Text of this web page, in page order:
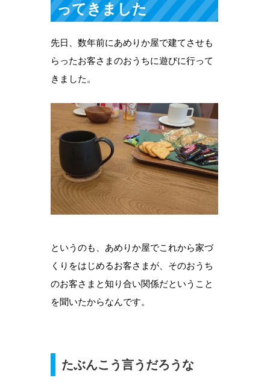
ってきました
先日、数年前にあめりか屋で建てさせも
らったお客さまのおうちに遊びに行って
きました。
というのも、あめりか屋でこれから家づ
くりをはじめるお客さまが、そのおうち
のお客さまと知り合い関係だということ
を聞いたからなんです。
たぶんこう言うだろうな